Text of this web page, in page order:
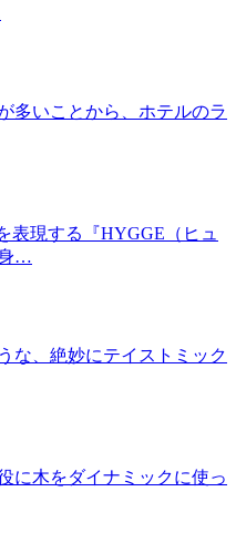
多いことから、ホテルのラ
表現する『HYGGE（ヒュ
…
な、絶妙にテイストミック
に木をダイナミックに使っ